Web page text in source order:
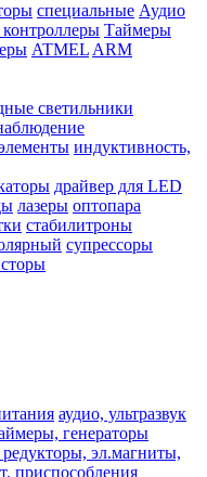
специальные Аудио
Таймеры
ATMEL ARM
светильники
индуктивность,
драйвер для LED
лазеры оптопара
стабилитроны
супрессоры
аудио, ультразвук
генераторы
эл.магниты,
приспособления